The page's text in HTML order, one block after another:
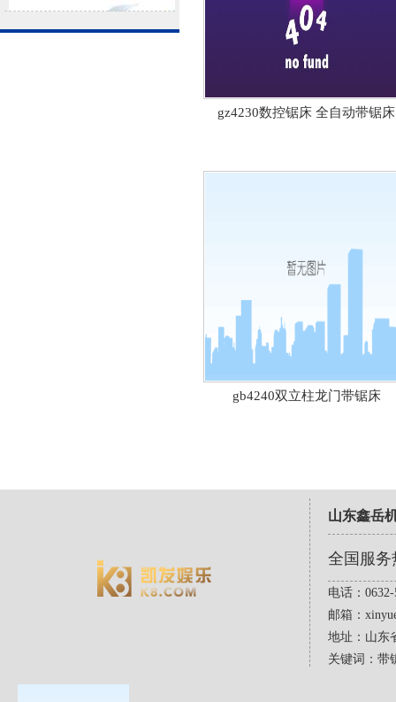
问题？
gz4230数控锯床 全自动带锯床
gb4240双立柱龙门带锯床
山东鑫岳
全国服务
电话：0632-
邮箱：
地址：山东
关键词：带